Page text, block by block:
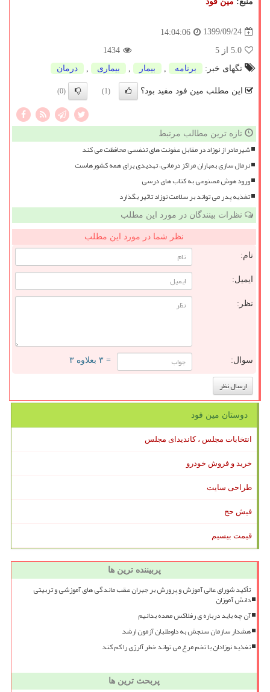
1399/09/24
14:04:06
5.0 از 5
1434
تگهای خبر:
برنامه بیمار بیماری درمان
این مطلب مین فود مفید بود؟ (1)
(0)
تازه ترین مطالب مرتبط
شیرمادر از نوزاد در مقابل عفونت های تنفسی محافظت می کند
نرمال سازی بمباران مراکز درمانی، تهدیدی برای همه کشورهاست
ورود هوش مصنوعی به کتاب های درسی
تغذیه پدر می تواند بر سلامت نوزاد تاثیر بگذارد
نظرات بینندگان در مورد این مطلب
نظر شما در مورد این مطلب
نام:
ایمیل:
نظر:
سوال: = ۳ بعلاوه ۳
دوستان مین فود
انتخابات مجلس ، کاندیدای مجلس
خرید و فروش خودرو
طراحی سایت
فیش حج
قیمت بیسیم
پربیننده ترین ها
تأکید شورای عالی آموزش و پرورش بر جبران عقب ماندگی های آموزشی و تربیتی
دانش آموزان
آن چه باید درباره ی رفلاکس معده بدانیم
هشدار سازمان سنجش به داوطلبان آزمون ارشد
تغذیه نوزادان با تخم مرغ می تواند خطر آلرژی را کم کند
پربحث ترین ها